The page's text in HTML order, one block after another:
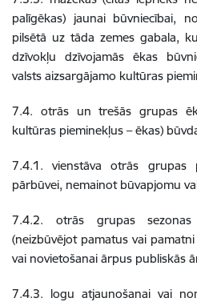
palīgēkas) jaunai būvniecībai,
pilsētā uz tāda zemes gabala,
dzīvokļu dzīvojamās ēkas
valsts aizsargājamo kultūras
7.4. otrās un trešās grupas
kultūras pieminekļus – ēkas)
7.4.1. vienstāva otrās grupas
pārbūvei, nemainot būvapjomu
7.4.2. otrās grupas
(neizbūvējot pamatus vai
vai novietošanai ārpus publiskās
7.4.3. logu atjaunošanai vai